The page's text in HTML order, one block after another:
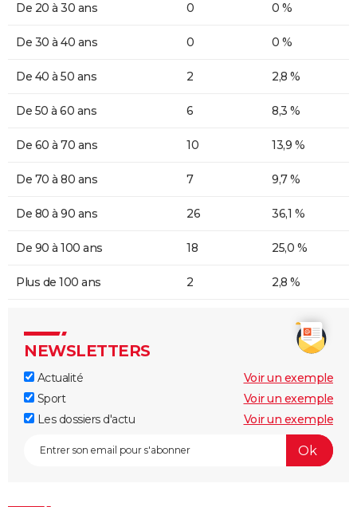
De 20 à 30 ans 0 0 %
De 30 à 40 ans 0 0 %
De 40 à 50 ans 2 2,8 %
De 50 à 60 ans 6 8,3 %
De 60 à 70 ans 10 13,9 %
De 70 à 80 ans 7 9,7 %
De 80 à 90 ans 26 36,1 %
De 90 à 100 ans 18 25,0 %
Plus de 100 ans 2 2,8 %
NEWSLETTERS
Actualité
Voir un exemple
Sport
Voir un exemple
Les dossiers d'actu
Voir un exemple